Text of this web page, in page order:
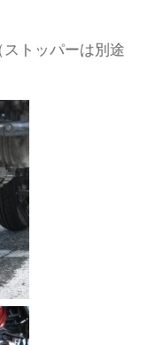
トッパーは別途